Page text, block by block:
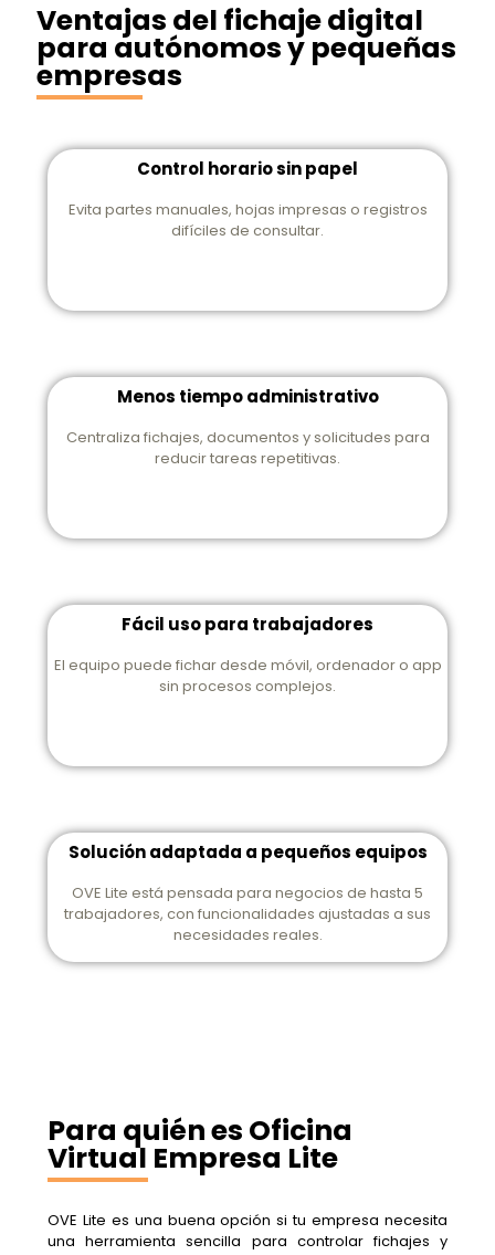
Ventajas del fichaje digital
para autónomos y pequeñas
empresas
Control horario sin papel
Evita partes manuales, hojas impresas o registros
difíciles de consultar.
Menos tiempo administrativo
Centraliza fichajes, documentos y solicitudes para
reducir tareas repetitivas.
Fácil uso para trabajadores
El equipo puede fichar desde móvil, ordenador o app
sin procesos complejos.
Solución adaptada a pequeños equipos
OVE Lite está pensada para negocios de hasta 5
trabajadores, con funcionalidades ajustadas a sus
necesidades reales.
Para quién es Oficina
Virtual Empresa Lite
OVE Lite es una buena opción si tu empresa necesita
una herramienta sencilla para controlar fichajes y